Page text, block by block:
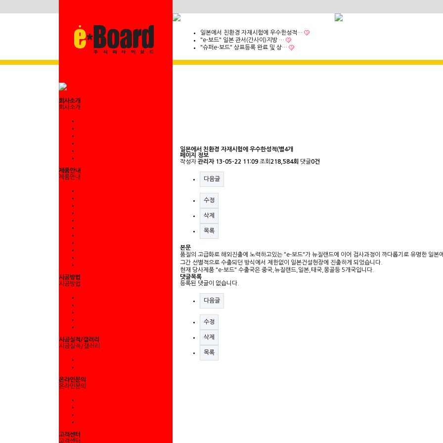
일본에서 친환경 자재시험에 우수한성적…
"e-보드" 일본 관서(간사이)지방 …
"슈퍼e-보드" 상표등록 완료 및 상…
회사소개
회사소개
제품안내
제품안내
시공방법
시공방법
시공실적/갤러리
시공실적/갤러리
온라인문의
온라인문의
고객센터
고객센터
일본에서 친환경 자재시험에 우수한성적(별4개
페이지 정보
작성자 관리자 13-05-22 11:09 조회 218,584회 댓글0건
다음글
수정
삭제
목록
본문
품질의 고급화로 해외진출에 노력하고있는 "e-보드"가 뉴질랜드에 이어 검사과정이 까다롭기로 유명한 일
그간 선별적으로 수출되던 방식에서 제한없이 일본건설현장에 진출하게 되었습니다.
현재 당사제품 "e-보드" 수출국은 중국,뉴질랜드,일본,태국,몽골등 5개국입니다.
댓글목록
등록된 댓글이 없습니다.
다음글
수정
삭제
목록